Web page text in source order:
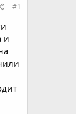
#1
и